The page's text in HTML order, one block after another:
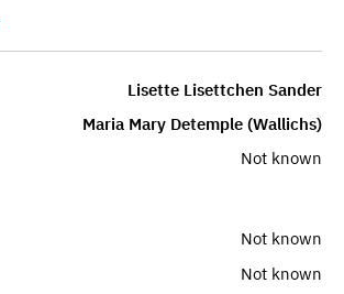
Lisette Lisettchen Sander
Maria Mary Detemple (Wallichs)
Not known
Not known
Not known